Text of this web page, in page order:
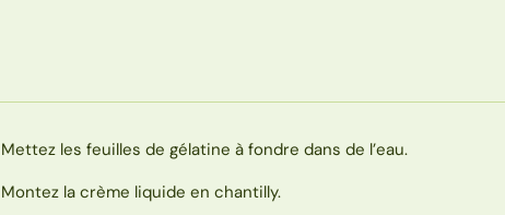
Mettez les feuilles de gélatine à fondre dans de l’eau.
Montez la crème liquide en chantilly.